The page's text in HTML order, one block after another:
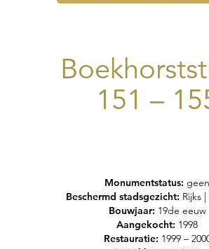
151 –
Monumentstatus: geen
Beschermd stadsgezicht: Rijks
Bouwjaar: 19de eeuw
Aangekocht: 1998
Restauratie: 1999 –